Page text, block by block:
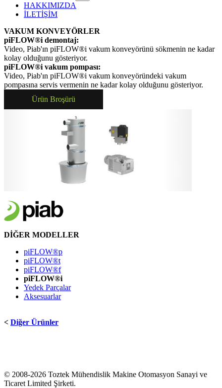
HAKKIMIZDA
İLETİŞİM
VAKUM KONVEYÖRLER
piFLOW®i demontaj:
Video, Piab'ın piFLOW®i vakum konveyörünü sökmenin ne kadar
kolay olduğunu gösteriyor.
piFLOW®i vakum pompası:
Video, Piab'ın piFLOW®i vakum konveyöründeki vakum
pompasına servis vermenin ne kadar kolay olduğunu gösteriyor.
Ürün Broşürü
DİĞER MODELLER
piFLOW®p
piFLOW®t
piFLOW®f
piFLOW®i
Yedek Parçalar
Aksesuarlar
< Diğer Ürünler
© 2008-2026 Toztek Mühendislik Makine Otomasyon Sanayi ve
Ticaret Limited Şirketi.